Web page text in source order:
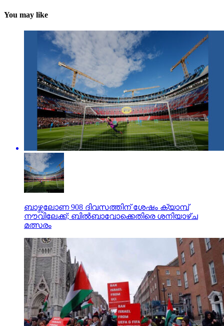
You may like
ബാഴ്സലോണ 908 ദിവസത്തിന് ശേഷം ക്യാമ്പ്
നൗവിലേക്ക്; ബില്‍ബാവോക്കെതിരെ ശനിയാഴ്ച
മത്സരം